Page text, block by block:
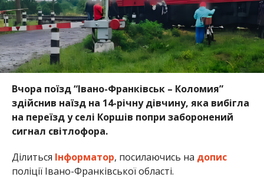
Вчора поїзд “Івано-Франківськ – Коломия”
здійснив наїзд на 14-річну дівчину, яка вибігла
на переїзд у селі Коршів попри заборонений
сигнал світлофора.
Ділиться Інформатор, посилаючись на допис
поліції Івано-Франківської області.